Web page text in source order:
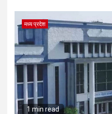
मध्य प्रदेश
1 min read